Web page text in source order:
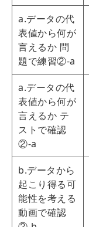
a.データの代
表値から何が
言えるか 問
題で練習②‐a
a.データの代
表値から何が
言えるか テ
ストで確認
②‐a
b.データから
起こり得る可
能性を考える
動画で確認